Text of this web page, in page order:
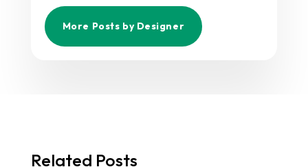
More Posts by Designer
Related Posts